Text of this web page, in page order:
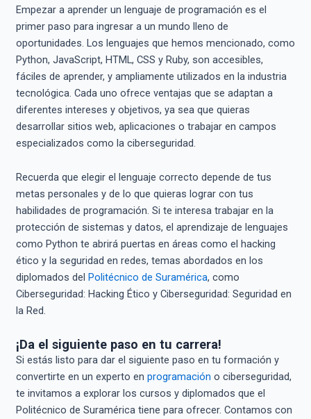
Empezar a aprender un lenguaje de programación es el
primer paso para ingresar a un mundo lleno de
oportunidades. Los lenguajes que hemos mencionado, como
Python, JavaScript, HTML, CSS y Ruby, son accesibles,
fáciles de aprender, y ampliamente utilizados en la industria
tecnológica. Cada uno ofrece ventajas que se adaptan a
diferentes intereses y objetivos, ya sea que quieras
desarrollar sitios web, aplicaciones o trabajar en campos
especializados como la ciberseguridad.
Recuerda que elegir el lenguaje correcto depende de tus
metas personales y de lo que quieras lograr con tus
habilidades de programación. Si te interesa trabajar en la
protección de sistemas y datos, el aprendizaje de lenguajes
como Python te abrirá puertas en áreas como el hacking
ético y la seguridad en redes, temas abordados en los
diplomados del Politécnico de Suramérica, como
Ciberseguridad: Hacking Ético y Ciberseguridad: Seguridad en
la Red.
¡Da el siguiente paso en tu carrera!
Si estás listo para dar el siguiente paso en tu formación y
convertirte en un experto en programación o ciberseguridad,
te invitamos a explorar los cursos y diplomados que el
Politécnico de Suramérica tiene para ofrecer. Contamos con